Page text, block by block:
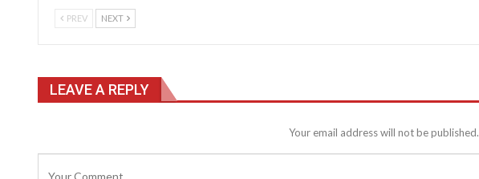
PREV NEXT
LEAVE A REPLY
Your email address will not be published.